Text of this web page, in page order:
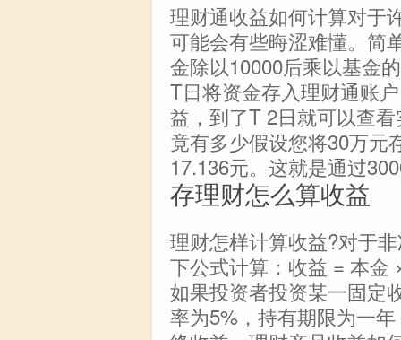
理财通收益如何计算对于
可能会有些晦涩难懂。简
金除以10000后乘以基金
T日将资金存入理财通账
益，到了T 2日就可以查
竟有多少假设您将30万元
17.136元。这就是通过
存理财怎么算收益
理财怎样计算收益?对于
下公式计算：收益 = 本金
如果投资者投资某一固定
率为5%，持有期限为一